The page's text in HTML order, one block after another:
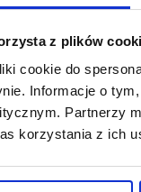
z plików
cookie do
Informacje o
Partnerzy
korzystania z ich
sklep zapewnia
także
importowane z
oraz beauty. ELMO
podejście do
zdrowego
to dynamiczne
podejścia dostępne